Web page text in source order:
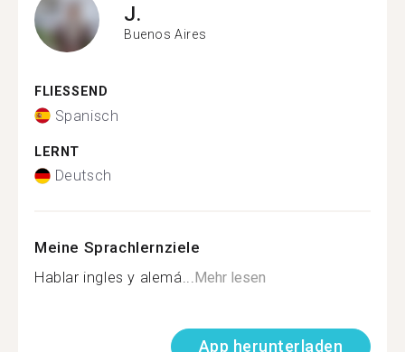
J.
Buenos Aires
FLIESSEND
Spanisch
LERNT
Deutsch
Meine Sprachlernziele
Hablar ingles y alemá...Mehr lesen
App herunterladen